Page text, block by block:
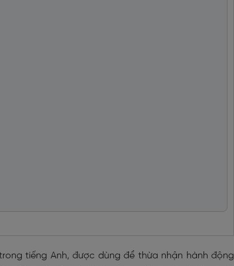
tiếng Anh, được dùng để thừa nhận hành động